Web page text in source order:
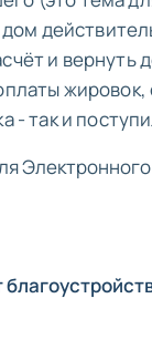
и вернуть
- так и